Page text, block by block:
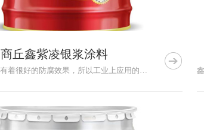
商丘鑫紫凌银浆涂料
油漆涂料产品有着很好的防腐效果，所以工业上应用的还是很多的。...
